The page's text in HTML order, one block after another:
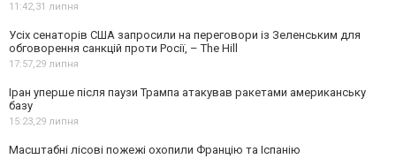
11:42,31 липня
Усіх сенаторів США запросили на переговори із Зеленським для
обговорення санкцій проти Росії, – The Hill
17:57,29 липня
Іран уперше після паузи Трампа атакував ракетами американську
базу
15:23,29 липня
Масштабні лісові пожежі охопили Францію та Іспанію